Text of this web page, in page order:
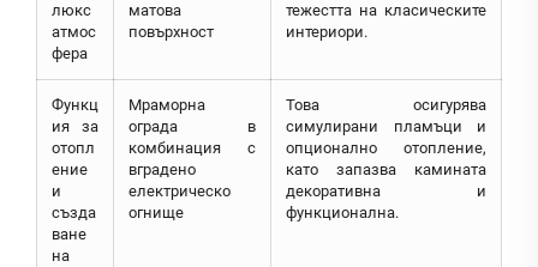
люкс
атмос
фера
матова
повърхност
тежестта на класическите
интериори.
Функц
ия за
отопл
ение
и
създа
ване
на
Мраморна
ограда в
комбинация с
вградено
електрическо
огнище
Това осигурява
симулирани пламъци и
опционално отопление,
като запазва камината
декоративна и
функционална.